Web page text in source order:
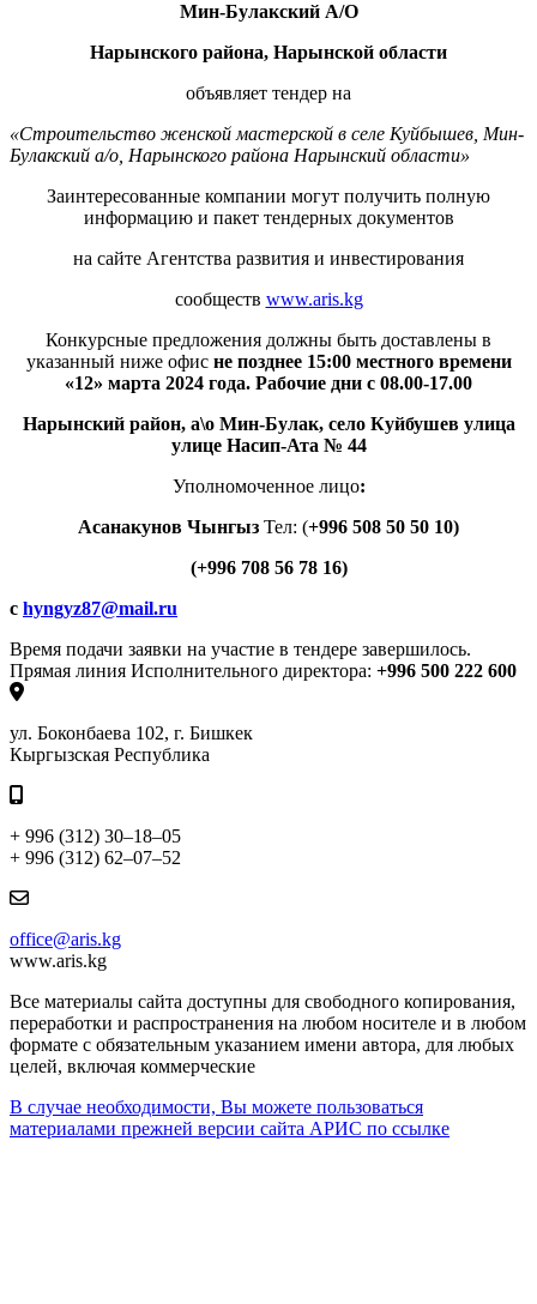
Мин-БулакскийА/О
Нарынского района, Нарынской области
объявляет тендер на
«Строительство женской мастерской в селе Куйбышев, Мин-
Булакский а/о , Нарынского района Нарынский области»
Заинтересованные компании могут получить полную
информацию и пакет тендерных документов
на сайте Агентства развития и инвестирования
сообществ www.aris.kg
Конкурсные предложения должны быть доставлены в
указанный ниже офисне позднее 15:00 местного времени
«12» марта 2024 года. Рабочие дни с 08.00-17.00
Нарынский район, а\о Мин-Булак, село Куйбушев улица
улице Насип-Ата № 44
Уполномоченное лицо:
Асанакунов Чынгыз Тел: (+996 508 50 50 10)
(+996 708 56 78 16)
c hyngyz87@mail.ru
Время подачи заявки на участие в тендере завершилось.
Прямая линия Исполнительного директора: +996 500 222 600
ул. Боконбаева 102, г. Бишкек
Кыргызская Республика
+ 996 (312) 30–18–05
+ 996 (312) 62–07–52
office@aris.kg
www.aris.kg
Все материалы сайта доступны для свободного копирования,
переработки и распространения на любом носителе и в любом
формате с обязательным указанием имени автора, для любых
целей, включая коммерческие
В случае необходимости, Вы можете пользоваться
материалами прежней версии сайта АРИС по ссылке